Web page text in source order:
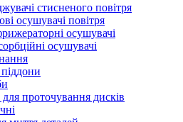
стисненого повітря
осушувачі повітря
осушувачі
осушувачі
проточування дисків